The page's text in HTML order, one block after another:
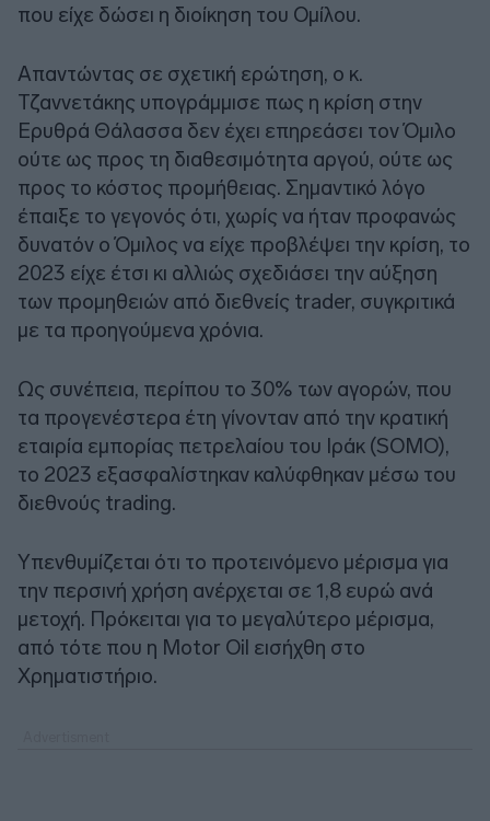
που είχε δώσει η διοίκηση του Ομίλου.
Απαντώντας σε σχετική ερώτηση, ο κ.
Τζαννετάκης υπογράμμισε πως η κρίση στην
Ερυθρά Θάλασσα δεν έχει επηρεάσει τον Όμιλο
ούτε ως προς τη διαθεσιμότητα αργού, ούτε ως
προς το κόστος προμήθειας. Σημαντικό λόγο
έπαιξε το γεγονός ότι, χωρίς να ήταν προφανώς
δυνατόν ο Όμιλος να είχε προβλέψει την κρίση, το
2023 είχε έτσι κι αλλιώς σχεδιάσει την αύξηση
των προμηθειών από διεθνείς trader, συγκριτικά
με τα προηγούμενα χρόνια.
Ως συνέπεια, περίπου το 30% των αγορών, που
τα προγενέστερα έτη γίνονταν από την κρατική
εταιρία εμπορίας πετρελαίου του Ιράκ (SOMO),
το 2023 εξασφαλίστηκαν καλύφθηκαν μέσω του
διεθνούς trading.
Υπενθυμίζεται ότι το προτεινόμενο μέρισμα για
την περσινή χρήση ανέρχεται σε 1,8 ευρώ ανά
μετοχή. Πρόκειται για το μεγαλύτερο μέρισμα,
από τότε που η Motor Oil εισήχθη στο
Χρηματιστήριο.